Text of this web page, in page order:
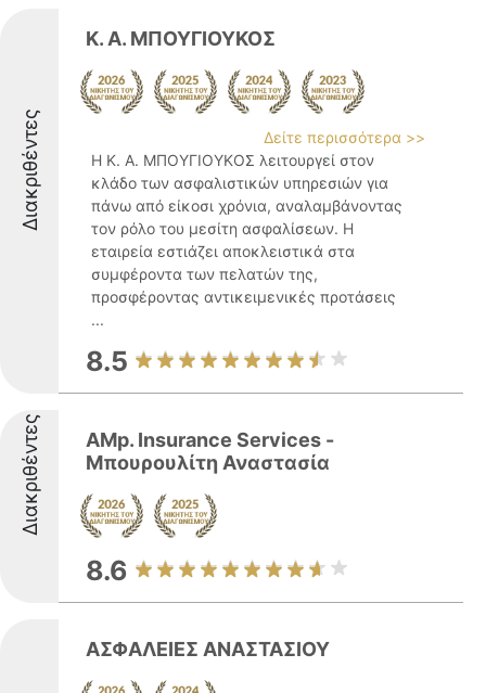
Διακριθέντες
Κ. Α. ΜΠΟΥΓΙΟΥΚΟΣ
Δείτε περισσότερα >>
Η Κ. Α. ΜΠΟΥΓΙΟΥΚΟΣ λειτουργεί στον
κλάδο των ασφαλιστικών υπηρεσιών για
πάνω από είκοσι χρόνια, αναλαμβάνοντας
τον ρόλο του μεσίτη ασφαλίσεων. Η
εταιρεία εστιάζει αποκλειστικά στα
συμφέροντα των πελατών της,
προσφέροντας αντικειμενικές προτάσεις
...
8.5
Διακριθέντες
AMp. Insurance Services -
Μπουρουλίτη Αναστασία
8.6
ΑΣΦΑΛΕΙΕΣ ΑΝΑΣΤΑΣΙΟΥ